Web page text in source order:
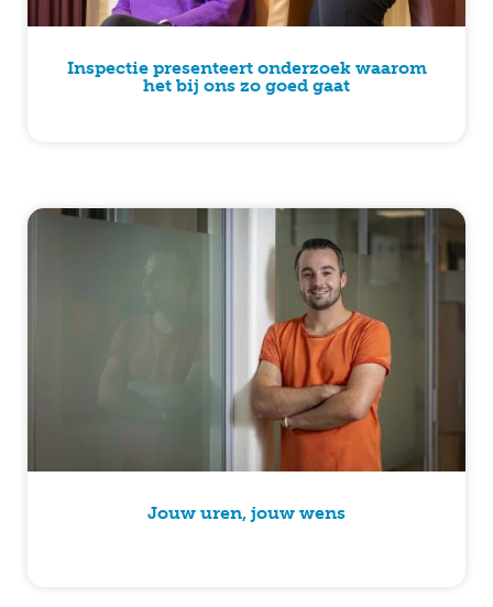
Inspectie presenteert onderzoek waarom
het bij ons zo goed gaat
Jouw uren, jouw wens